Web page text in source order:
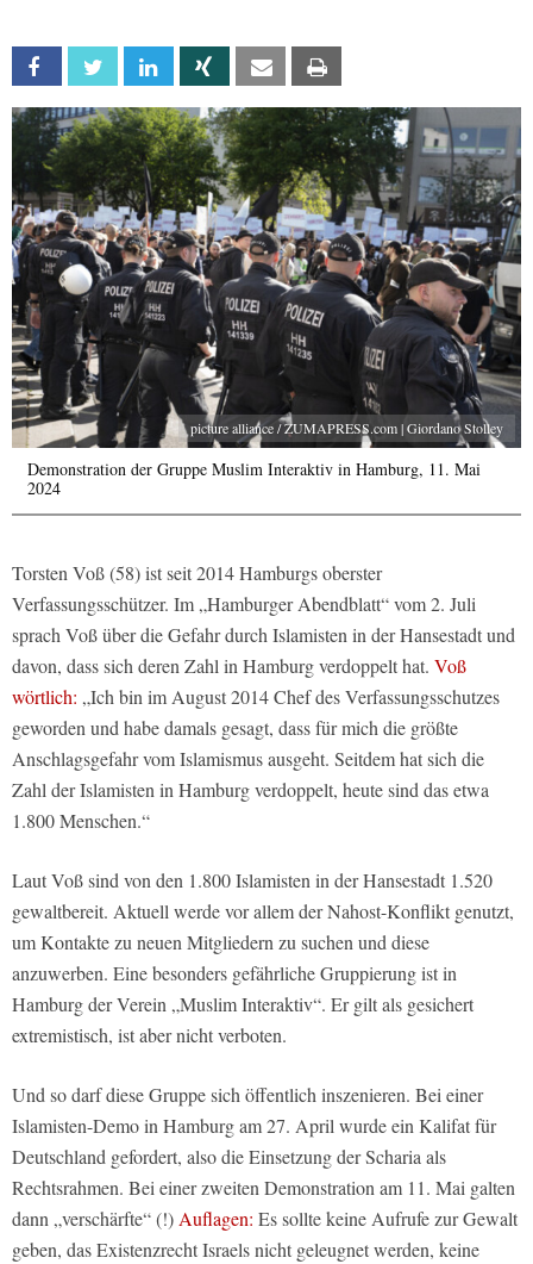
Facebook Twitter Linkedin Xing Email
picture alliance / ZUMAPRESS.com | Giordano Stolley
Demonstration der Gruppe Muslim Interaktiv in Hamburg, 11. Mai
2024
Torsten Voß (58) ist seit 2014 Hamburgs oberster
Verfassungsschützer. Im „Hamburger Abendblatt“ vom 2. Juli
sprach Voß über die Gefahr durch Islamisten in der Hansestadt und
davon, dass sich deren Zahl in Hamburg verdoppelt hat. Voß
wörtlich: „Ich bin im August 2014 Chef des Verfassungsschutzes
geworden und habe damals gesagt, dass für mich die größte
Anschlagsgefahr vom Islamismus ausgeht. Seitdem hat sich die
Zahl der Islamisten in Hamburg verdoppelt, heute sind das etwa
1.800 Menschen.“
Laut Voß sind von den 1.800 Islamisten in der Hansestadt 1.520
gewaltbereit. Aktuell werde vor allem der Nahost-Konflikt genutzt,
um Kontakte zu neuen Mitgliedern zu suchen und diese
anzuwerben. Eine besonders gefährliche Gruppierung ist in
Hamburg der Verein „Muslim Interaktiv“. Er gilt als gesichert
extremistisch, ist aber nicht verboten.
Und so darf diese Gruppe sich öffentlich inszenieren. Bei einer
Islamisten-Demo in Hamburg am 27. April wurde ein Kalifat für
Deutschland gefordert, also die Einsetzung der Scharia als
Rechtsrahmen. Bei einer zweiten Demonstration am 11. Mai galten
dann „verschärfte“ (!) Auflagen: Es sollte keine Aufrufe zur Gewalt
geben, das Existenzrecht Israels nicht geleugnet werden, keine